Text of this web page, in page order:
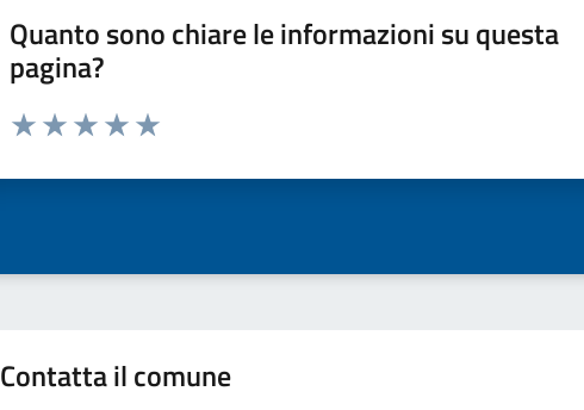
Quanto sono chiare le informazioni su questa
pagina?
Valuta da 1 a 5 stelle la pagina
Contatta il comune